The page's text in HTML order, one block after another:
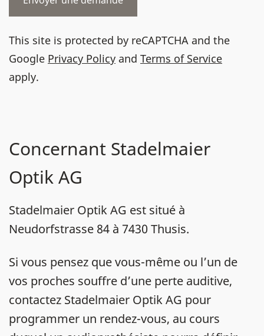
This site is protected by reCAPTCHA and the
Google Privacy Policy and Terms of Service
apply.
Concernant Stadelmaier
Optik AG
Stadelmaier Optik AG est situé à
Neudorfstrasse 84 à 7430 Thusis.
Si vous pensez que vous-même ou l’un de
vos proches souffre d’une perte auditive,
contactez Stadelmaier Optik AG pour
programmer un rendez-vous, au cours